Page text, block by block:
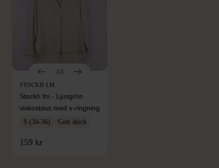
1/5
STOCKH LM
Stockh lm - Ljusgrön
viskosblus med v-ringning
S (34-36) Gott skick
159 kr
FRÅN SAMMA VARUMÄRKE